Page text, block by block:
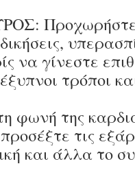
να γίνεστε
τρόποι
φωνή της
τις
και άλλα το